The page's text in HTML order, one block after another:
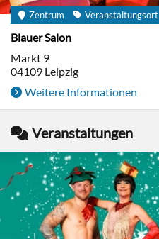
Zentrum Veranstaltungsort
Blauer Salon
Markt 9
04109 Leipzig
Weitere Informationen
Veranstaltungen